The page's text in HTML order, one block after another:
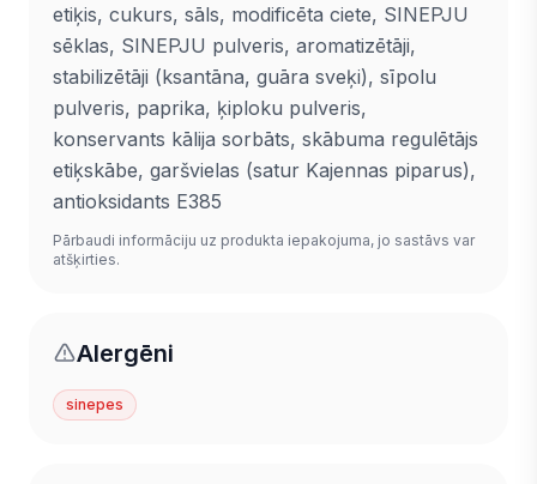
etiķis, cukurs, sāls, modificēta ciete, SINEPJU
sēklas, SINEPJU pulveris, aromatizētāji,
stabilizētāji (ksantāna, guāra sveķi), sīpolu
pulveris, paprika, ķiploku pulveris,
konservants kālija sorbāts, skābuma regulētājs
etiķskābe, garšvielas (satur Kajennas piparus),
antioksidants E385
Pārbaudi informāciju uz produkta iepakojuma, jo sastāvs var
atšķirties.
Alergēni
sinepes